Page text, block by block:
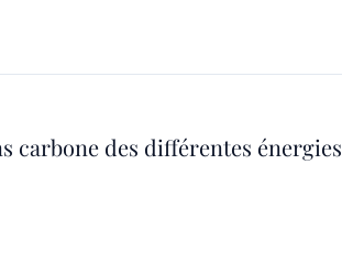
carbone des différentes énergies